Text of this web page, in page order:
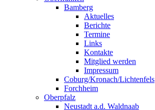
Bamberg
Aktuelles
Berichte
Termine
Links
Kontakte
Mitglied werden
Impressum
Coburg/Kronach/Lichtenfels
Forchheim
Oberpfalz
Neustadt a.d. Waldnaab